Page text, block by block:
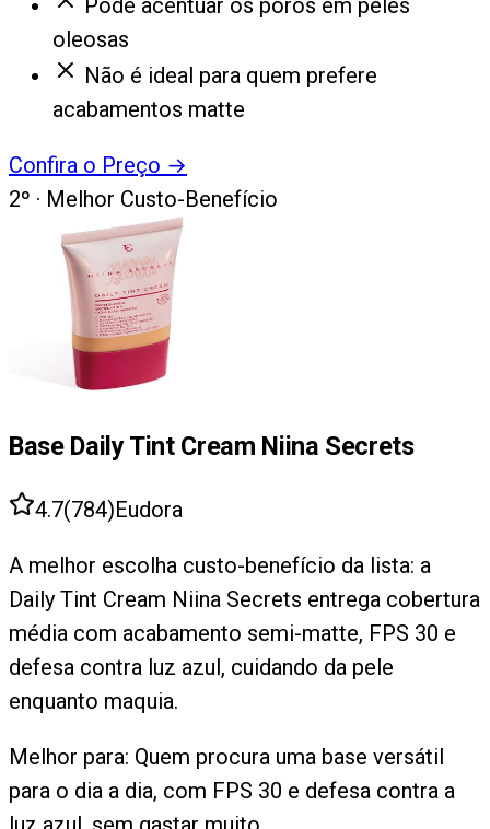
oleosas
Não é ideal para quem prefere
acabamentos matte
Confira o Preço →
2º · Melhor Custo-Benefício
Base Daily Tint Cream Niina Secrets
4.7(784)Eudora
A melhor escolha custo-benefício da lista: a
Daily Tint Cream Niina Secrets entrega cobertura
média com acabamento semi-matte, FPS 30 e
defesa contra luz azul, cuidando da pele
enquanto maquia.
Melhor para: Quem procura uma base versátil
para o dia a dia, com FPS 30 e defesa contra a